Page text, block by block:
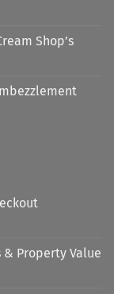
Shop’s
Property Value